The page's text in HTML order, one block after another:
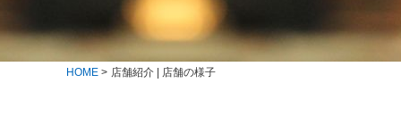
HOME > 店舗紹介 | 店舗の様子